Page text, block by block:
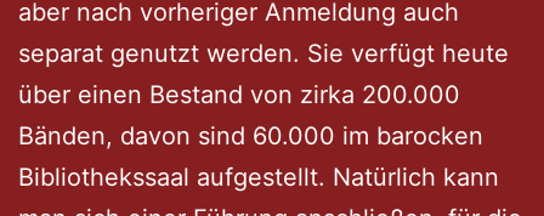
aber nach vorheriger Anmeldung auch
separat genutzt werden. Sie verfügt heute
über einen Bestand von zirka 200.000
Bänden, davon sind 60.000 im barocken
Bibliothekssaal aufgestellt. Natürlich kann